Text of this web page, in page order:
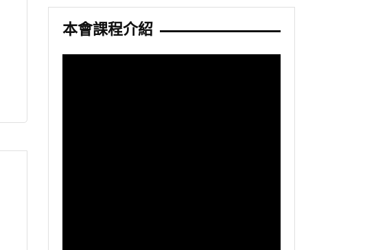
本會課程介紹